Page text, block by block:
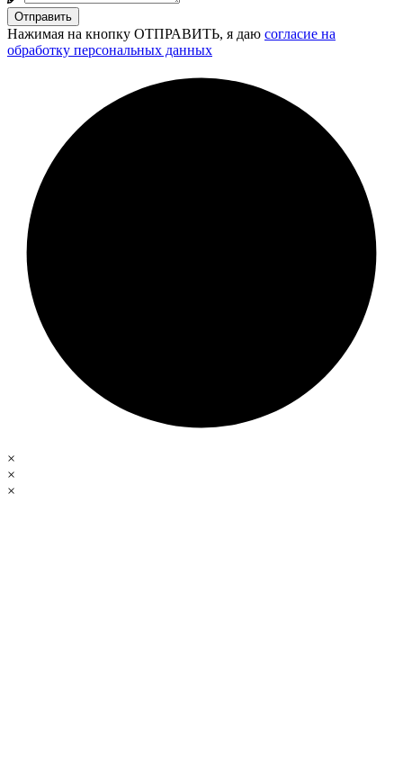
Отправить
Нажимая на кнопку ОТПРАВИТЬ, я даю согласие на
обработку персональных данных
×
×
×